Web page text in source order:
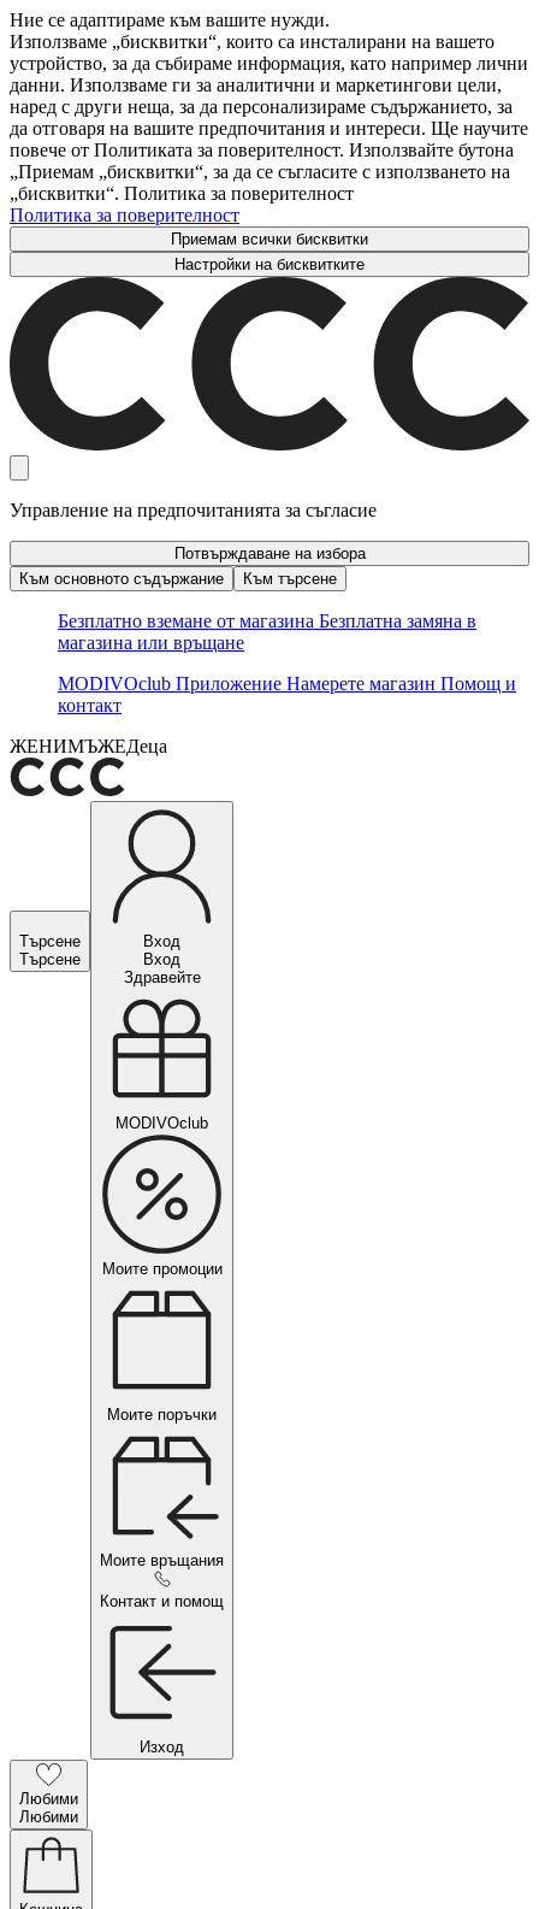
Ние се адаптираме към вашите нужди.
Използваме „бисквитки“, които са инсталирани на вашето
устройство, за да събираме информация, като например лични
данни. Използваме ги за аналитични и маркетингови цели,
наред с други неща, за да персонализираме съдържанието, за
да отговаря на вашите предпочитания и интереси. Ще научите
повече от Политиката за поверителност. Използвайте бутона
„Приемам „бисквитки“, за да се съгласите с използването на
„бисквитки“. Политика за поверителност
Политика за поверителност
Приемам всички бисквитки
Настройки на бисквитките
Управление на предпочитанията за съгласие
Потвърждаване на избора
Към основното съдържание
Към търсене
Безплатно вземане от магазина Безплатна замяна в
магазина или връщане
MODIVOclub Приложение Намерете магазин Помощ и
контакт
ЖЕНИМЪЖЕДеца
Търсене
Търсене
Вход
Вход
Здравейте
MODIVOclub
Моите промоции
Моите поръчки
Моите връщания
Контакт и помощ
Изход
Любими
Любими